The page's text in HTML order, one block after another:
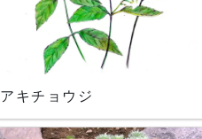
アキチョウジ